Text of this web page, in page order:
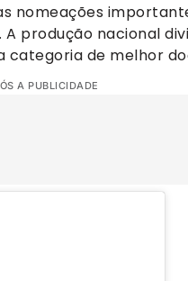
nomeações
produção nacional
categoria de melhor
A PUBLICIDADE